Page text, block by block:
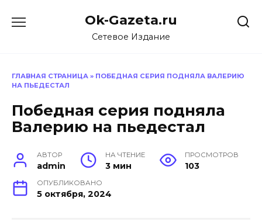
Ok-Gazeta.ru
Сетевое Издание
ГЛАВНАЯ СТРАНИЦА » ПОБЕДНАЯ СЕРИЯ ПОДНЯЛА ВАЛЕРИЮ
НА ПЬЕДЕСТАЛ
Победная серия подняла
Валерию на пьедестал
АВТОР
admin
НА ЧТЕНИЕ
3 мин
ПРОСМОТРОВ
103
ОПУБЛИКОВАНО
5 октября, 2024